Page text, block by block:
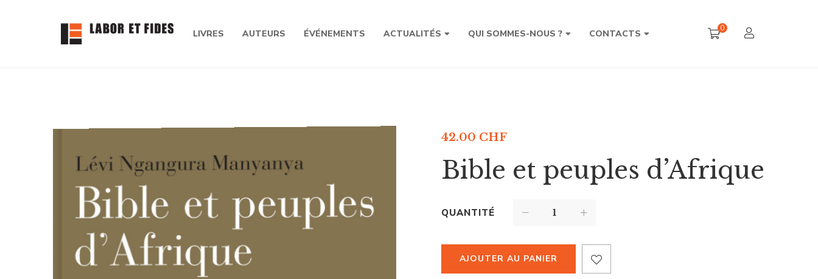
LIVRES AUTEURS ÉVÉNEMENTS ACTUALITÉS QUI SOMMES-NOUS ? CONTACTS 0
42.00 CHF
Bible et peuples d’Afrique
QUANTITÉ
AJOUTER AU PANIER